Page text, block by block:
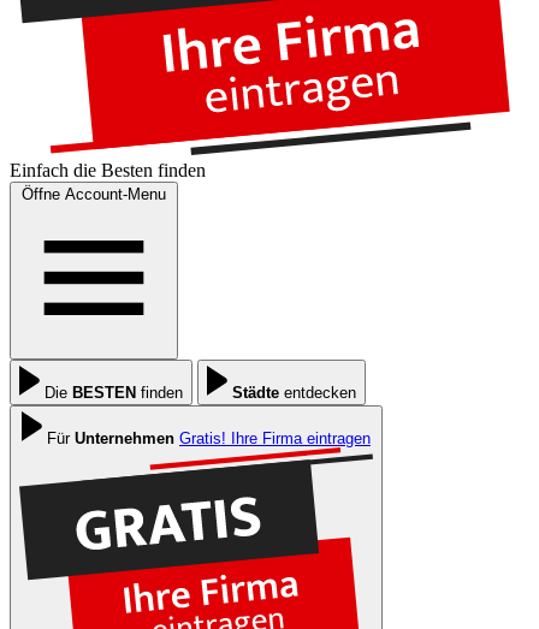
Einfach die Besten finden
Öffne Account-Menu
Die BESTEN finden Städte entdecken
Für Unternehmen Gratis! Ihre Firma eintragen